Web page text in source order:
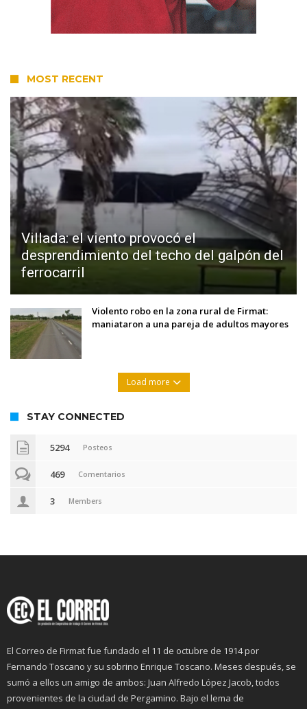
MOST RECENT
Villada: el viento provocó el
desprendimiento del techo del galpón del
ferrocarril
Violento robo en la zona rural de Firmat:
maniataron a una pareja de adultos mayores
Load more
STAY CONNECTED
5294 Posteos
469 Comentarios
3 Members
El Correo de Firmat fue fundado el 11 de octubre de 1914 por
Fernando Toscano y su sobrino Enrique Toscano. Meses después, se
sumó a ellos un amigo de ambos: Juan Alfredo López Jacob, todos
provenientes de la ciudad de Pergamino. Bajo el lema de